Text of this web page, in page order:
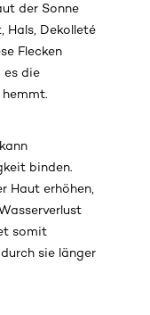
der Sonne
Hals, Dekolleté
Flecken
es die
kann
binden.
Haut erhöhen,
somit
sie länger